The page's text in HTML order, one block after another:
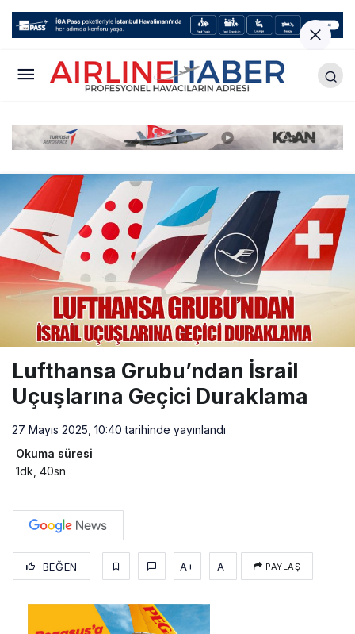
Lufthansa Grubu’ndan İsrail
Uçuşlarına Geçici Duraklama
27 Mayıs 2025, 10:40 tarihinde yayınlandı
Okuma süresi
1dk, 40sn
BEĞEN A+ A- PAYLAŞ